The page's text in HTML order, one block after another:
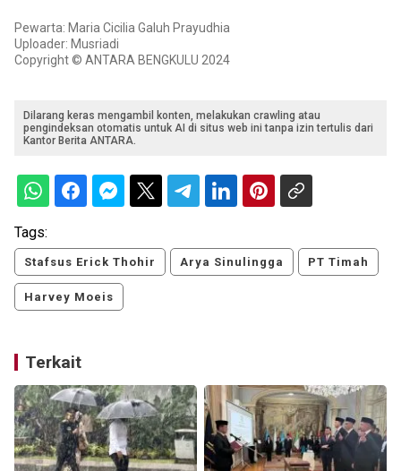
Pewarta: Maria Cicilia Galuh Prayudhia
Uploader: Musriadi
Copyright © ANTARA BENGKULU 2024
Dilarang keras mengambil konten, melakukan crawling atau
pengindeksan otomatis untuk AI di situs web ini tanpa izin tertulis dari
Kantor Berita ANTARA.
Tags:
Stafsus Erick Thohir Arya Sinulingga PT Timah
Harvey Moeis
Terkait